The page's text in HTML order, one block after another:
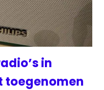
in
toegenomen